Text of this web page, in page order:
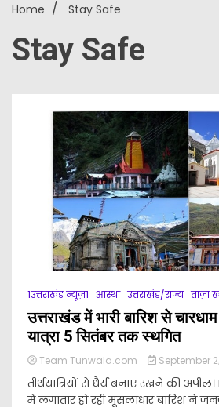
Home Stay Safe
Stay Safe
1उत्तराखंड न्यूज़1 आस्था उत्तराखंड/राज्य ताज़ा
उत्तराखंड में भारी बारिश से
यात्रा 5 सितंबर तक स्थगित
Team Tunwala.com September
तीर्थयात्रियों से धैर्य बनाए रखने की अपील।
में लगातार हो रही मूसलाधार बारिश ने